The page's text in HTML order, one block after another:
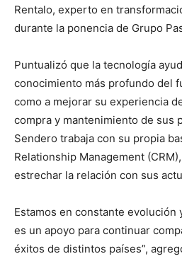
Rentalo, experto en
durante la ponencia de Grupo
Puntualizó que la tecnología
conocimiento más profundo del
como a mejorar su experiencia
compra y mantenimiento de sus
Sendero trabaja con su propia
Relationship Management
estrechar la relación con sus
Estamos en constante evolución
es un apoyo para continuar
éxitos de distintos países”,